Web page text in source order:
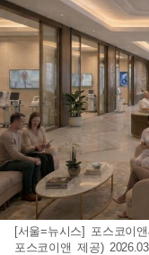
[서울=뉴시스] 포스코이
포스코이앤 제공)